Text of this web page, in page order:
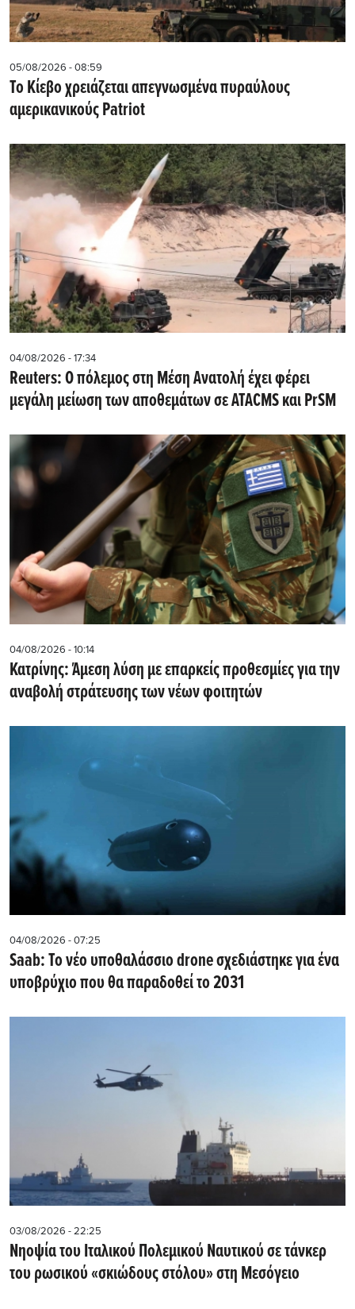
05/08/2026 - 08:59
Το Κίεβο χρειάζεται απεγνωσμένα πυραύλους
αμερικανικούς Patriot
04/08/2026 - 17:34
Reuters: Ο πόλεμος στη Μέση Ανατολή έχει φέρει
μεγάλη μείωση των αποθεμάτων σε ATACMS και PrSM
04/08/2026 - 10:14
Κατρίνης: Άμεση λύση με επαρκείς προθεσμίες για την
αναβολή στράτευσης των νέων φοιτητών
04/08/2026 - 07:25
Saab: Το νέο υποθαλάσσιο drone σχεδιάστηκε για ένα
υποβρύχιο που θα παραδοθεί το 2031
03/08/2026 - 22:25
Νηοψία του Ιταλικού Πολεμικού Ναυτικού σε τάνκερ
του ρωσικού «σκιώδους στόλου» στη Μεσόγειο